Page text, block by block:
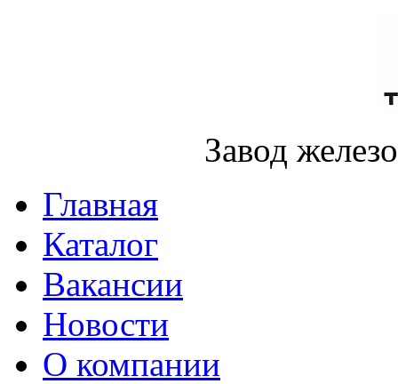
Завод
Главная
Каталог
Вакансии
Новости
О компании